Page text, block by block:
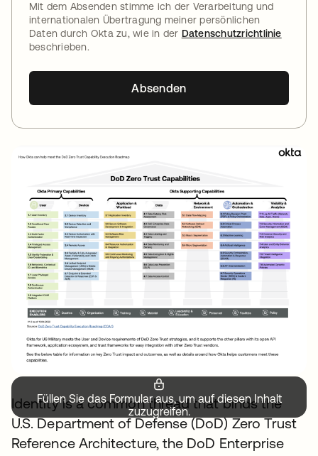
Mit dem Absenden stimme ich der Verarbeitung und
internationalen Übertragung meiner persönlichen
Daten durch Okta zu, wie in der Datenschutzrichtlinie
beschrieben.
Absenden
Füllen Sie das Formular aus, um auf diesen Inhalt
zuzugreifen.
Identity is a common thread that binds the
U.S. Department of Defense (DoD) Zero Trust
Reference Architecture, the DoD Enterprise